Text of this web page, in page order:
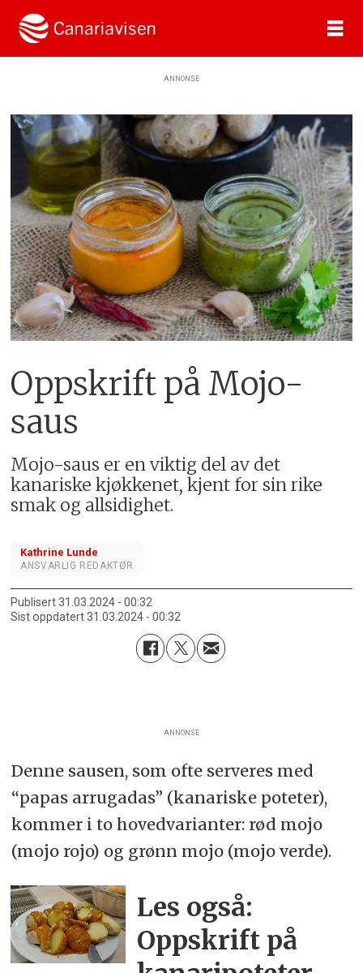
ANNONSE
Oppskrift på Mojo-
saus
Mojo-saus er en viktig del av det
kanariske kjøkkenet, kjent for sin rike
smak og allsidighet.
Kathrine Lunde
ANSVARLIG REDAKTØR
Publisert
31.03.2024 - 00:32
Sist oppdatert
31.03.2024 - 00:32
ANNONSE
Denne sausen, som ofte serveres med
“papas arrugadas” (kanariske poteter),
kommer i to hovedvarianter: rød mojo
(mojo rojo) og grønn mojo (mojo verde).
Les også:
Oppskrift på